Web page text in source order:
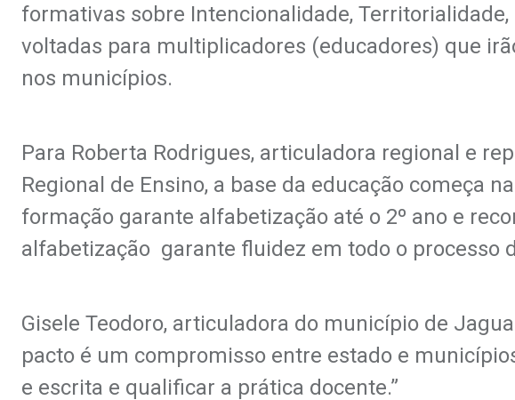
formativas sobre Intencionalidade,
voltadas para multiplicadores (educadores) que
nos municípios.
Para Roberta Rodrigues, articuladora regional e
Regional de Ensino, a base da educação começa
formação garante alfabetização até o 2º ano e
alfabetização garante fluidez em todo o processo
Gisele Teodoro, articuladora do município de
pacto é um compromisso entre estado e
e escrita e qualificar a prática docente.”